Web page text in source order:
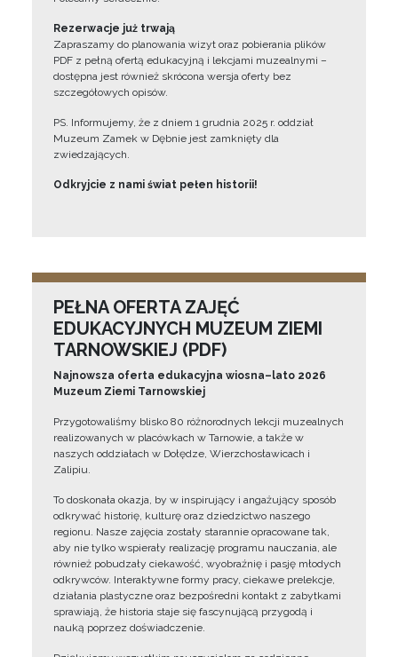
Rezerwacje już trwają
Zapraszamy do planowania wizyt oraz pobierania plików
PDF z pełną ofertą edukacyjną i lekcjami muzealnymi –
dostępna jest również skrócona wersja oferty bez
szczegółowych opisów.
PS. Informujemy, że z dniem 1 grudnia 2025 r. oddział
Muzeum Zamek w Dębnie jest zamknięty dla
zwiedzających.
Odkryjcie z nami świat pełen historii!
PEŁNA OFERTA ZAJĘĆ
EDUKACYJNYCH MUZEUM ZIEMI
TARNOWSKIEJ (PDF)
Najnowsza oferta edukacyjna wiosna–lato 2026
Muzeum Ziemi Tarnowskiej
Przygotowaliśmy blisko 80 różnorodnych lekcji muzealnych
realizowanych w placówkach w Tarnowie, a także w
naszych oddziałach w Dołędze, Wierzchosławicach i
Zalipiu.
To doskonała okazja, by w inspirujący i angażujący sposób
odkrywać historię, kulturę oraz dziedzictwo naszego
regionu. Nasze zajęcia zostały starannie opracowane tak,
aby nie tylko wspierały realizację programu nauczania, ale
również pobudzały ciekawość, wyobraźnię i pasję młodych
odkrywców. Interaktywne formy pracy, ciekawe prelekcje,
działania plastyczne oraz bezpośredni kontakt z zabytkami
sprawiają, że historia staje się fascynującą przygodą i
nauką poprzez doświadczenie.